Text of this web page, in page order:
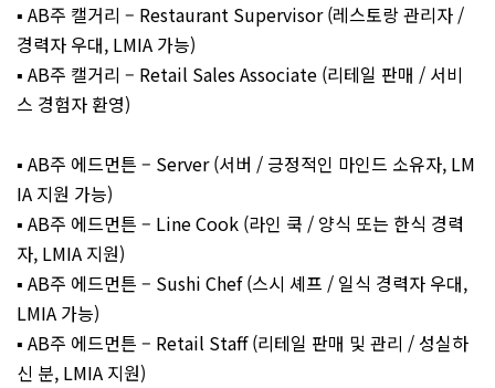
▪️ AB주 캘거리 – Restaurant Supervisor (레스토랑 관리자 /
경력자 우대, LMIA 가능)
▪️ AB주 캘거리 – Retail Sales Associate (리테일 판매 / 서비
스 경험자 환영)
▪️ AB주 에드먼튼 – Server (서버 / 긍정적인 마인드 소유자, LM
IA 지원 가능)
▪️ AB주 에드먼튼 – Line Cook (라인 쿡 / 양식 또는 한식 경력
자, LMIA 지원)
▪️ AB주 에드먼튼 – Sushi Chef (스시 셰프 / 일식 경력자 우대,
LMIA 가능)
▪️ AB주 에드먼튼 – Retail Staff (리테일 판매 및 관리 / 성실하
신 분, LMIA 지원)